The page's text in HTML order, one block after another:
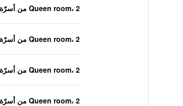
Queen room، 2 من أسرّة الكوين
Queen room، 2 من أسرّة الكوين
Queen room، 2 من أسرّة الكوين
Queen room، 2 من أسرّة الكوين